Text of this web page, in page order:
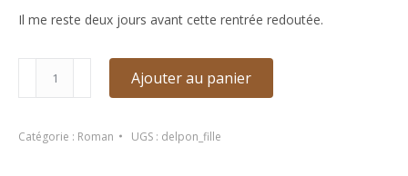
Il me reste deux jours avant cette rentrée redoutée.
fille
Ajouter au panier
Catégorie : Roman UGS : delpon_fille